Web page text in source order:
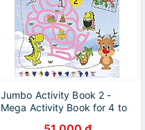
Jumbo Activity Book 2 -
Mega Activity Book for 4 to